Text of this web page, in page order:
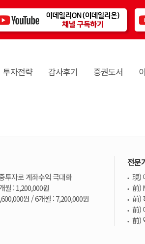
투자전략 감사후기 증권도서
투자로 계좌수익 극대화
월 : 1,200,000원
원 / 6개월 : 7,200,000원
전문
現)
前)
前)
前)
前)